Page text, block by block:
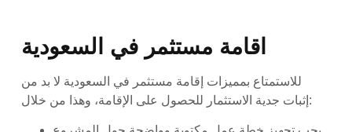
للاستمتاع بمميزات إقامة مستثمر في السعودية لا بد من
إثبات جدية الاستثمار للحصول على الإقامة، وهذا من خلال: